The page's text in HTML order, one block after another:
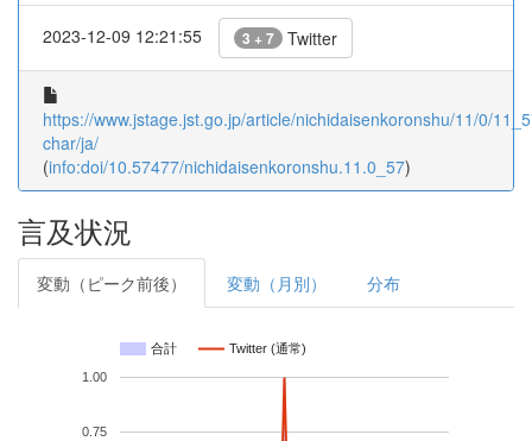
2023-12-09 12:21:55 3 + 7 Twitter
https://www.jstage.jst.go.jp/article/nichidaisenkoronshu/11/0/
char/ja/
(info:doi/10.57477/nichidaisenkoronshu.11.0_57)
言及状況
変動（ピーク前後） 変動（月別） 分布
合計 Twitter (通常)
0.75
1.00